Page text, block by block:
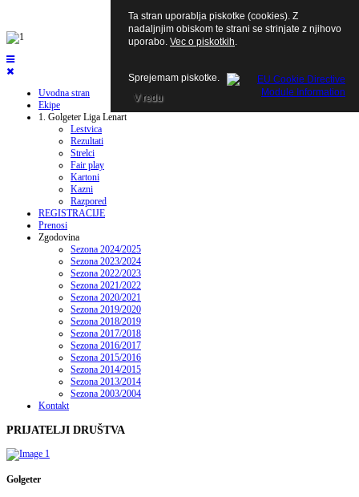
Uvodna stran
Ekipe
1. Golgeter Liga Lenart
Lestvica
Rezultati
Strelci
Fair play
Kartoni
Kazni
Razpored
REGISTRACIJE
Prenosi
Zgodovina
Sezona 2024/2025
Sezona 2023/2024
Sezona 2022/2023
Sezona 2021/2022
Sezona 2020/2021
Sezona 2019/2020
Sezona 2018/2019
Sezona 2017/2018
Sezona 2016/2017
Sezona 2015/2016
Sezona 2014/2015
Sezona 2013/2014
Sezona 2003/2004
Kontakt
PRIJATELJI DRUŠTVA
Golgeter
Ta stran uporablja piskotke (cookies). Z
nadaljnjim obiskom te strani se strinjate z njihovo
uporabo. Vec o piskotkih.
Sprejemam piskotke.
V redu